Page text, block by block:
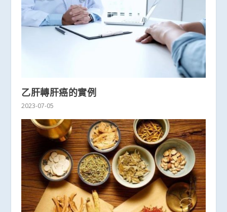
乙肝轉肝癌的實例
2023-07-05